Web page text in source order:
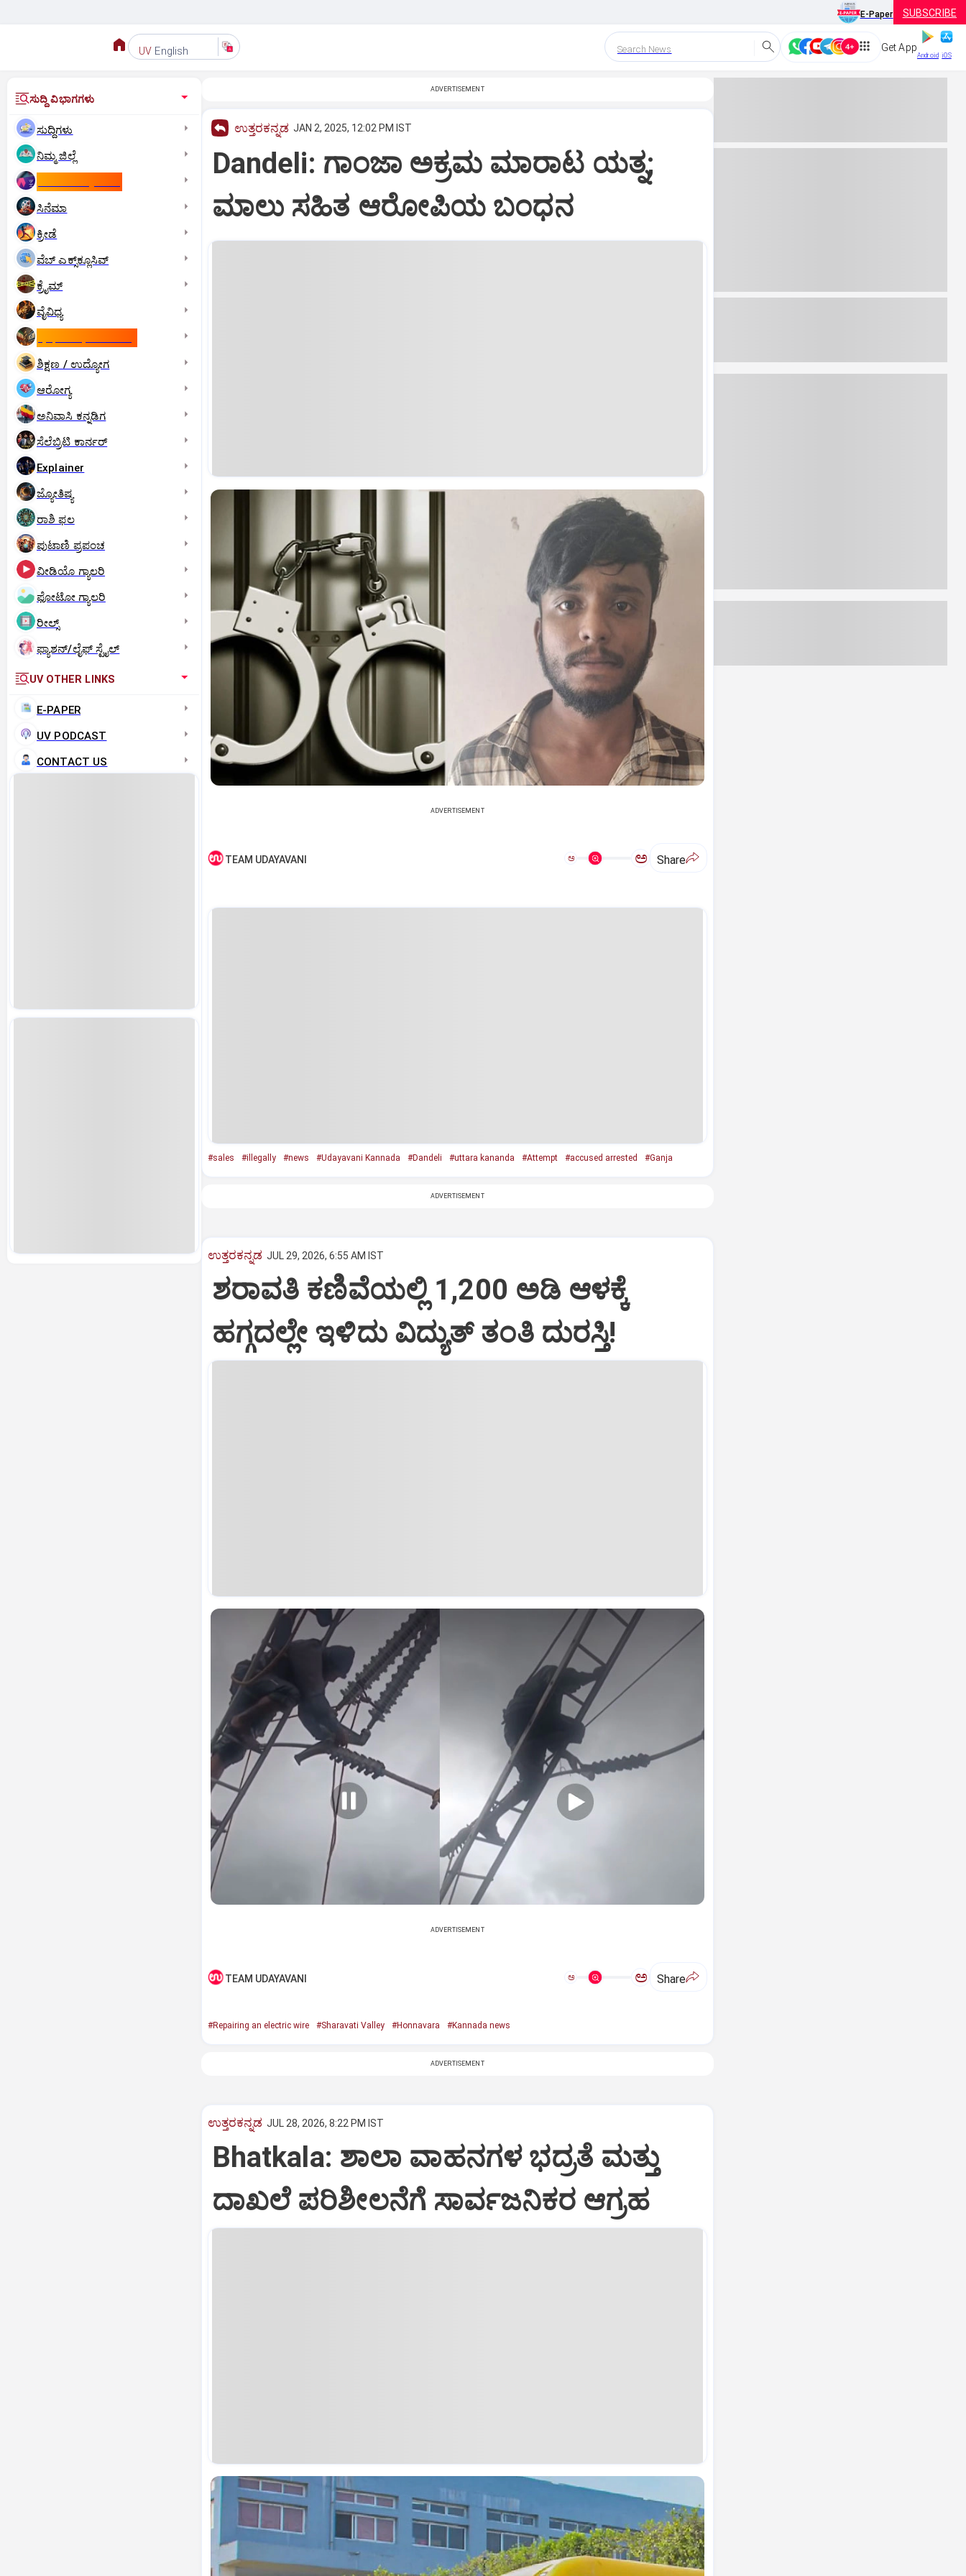
E-Paper SUBSCRIBE
UV English Search News Get App
Android iOS
ಸುದ್ದಿ ವಿಭಾಗಗಳು
ಸುದ್ದಿಗಳು
ನಿಮ್ಮ ಜಿಲ್ಲೆ
ಸಿನೆಮಾ
ಕ್ರೀಡೆ
ವೆಬ್ ಎಕ್ಸ್‌ಕ್ಲೂಸಿವ್
ಕ್ರೈಮ್
ವೈವಿಧ್ಯ
ಶಿಕ್ಷಣ / ಉದ್ಯೋಗ
ಆರೋಗ್ಯ
ಅನಿವಾಸಿ ಕನ್ನಡಿಗ
ಸೆಲೆಬ್ರಿಟಿ ಕಾರ್ನರ್‌
Explainer
ಜ್ಯೋತಿಷ್ಯ
ರಾಶಿ ಫಲ
ಪುಟಾಣಿ ಪ್ರಪಂಚ
ವೀಡಿಯೊ ಗ್ಯಾಲರಿ
ಫೋಟೋ ಗ್ಯಾಲರಿ
ರೀಲ್ಸ್
ಫ್ಯಾಶನ್/ಲೈಫ್‌ ಸ್ಟೈಲ್
UV OTHER LINKS
E-PAPER
UV PODCAST
CONTACT US
ADVERTISEMENT
ಉತ್ತರಕನ್ನಡ JAN 2, 2025, 12:02 PM IST
Dandeli: ಗಾಂಜಾ ಅಕ್ರಮ ಮಾರಾಟ ಯತ್ನ;
ಮಾಲು ಸಹಿತ ಆರೋಪಿಯ ಬಂಧನ
ADVERTISEMENT
TEAM UDAYAVANI ಅ ಅ Share
#sales #illegally #news #Udayavani Kannada #Dandeli #uttara kananda #Attempt #accused arrested #Ganja
ADVERTISEMENT
ಉತ್ತರಕನ್ನಡ JUL 29, 2026, 6:55 AM IST
ಶರಾವತಿ ಕಣಿವೆಯಲ್ಲಿ 1,200 ಅಡಿ ಆಳಕ್ಕೆ
ಹಗ್ಗದಲ್ಲೇ ಇಳಿದು ವಿದ್ಯುತ್‌ ತಂತಿ ದುರಸ್ತಿ!
ADVERTISEMENT
TEAM UDAYAVANI ಅ ಅ Share
#Repairing an electric wire #Sharavati Valley #Honnavara #Kannada news
ADVERTISEMENT
ಉತ್ತರಕನ್ನಡ JUL 28, 2026, 8:22 PM IST
Bhatkala: ಶಾಲಾ ವಾಹನಗಳ ಭದ್ರತೆ ಮತ್ತು
ದಾಖಲೆ ಪರಿಶೀಲನೆಗೆ ಸಾರ್ವಜನಿಕರ ಆಗ್ರಹ